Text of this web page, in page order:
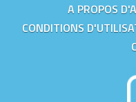
A PROPOS
CONDITIONS